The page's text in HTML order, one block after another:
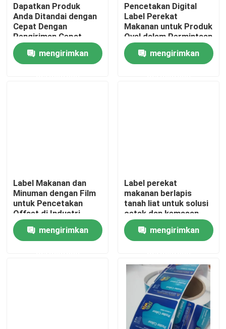
Rumah
Tentang kita
Stiker label kemasan
Label Ritel Kustom
Dapatkan Produk
Anda Ditandai dengan
Cepat Dengan
Pengiriman Cepat
Dengan Mesin Label
Sticker Botol Express
mengirimkan
Pencetakan Digital
Label Perekat
Makanan untuk Produk
Oval dalam Permintaan
Tinggi
mengirimkan
Label Makanan dan
Minuman dengan Film
untuk Pencetakan
Offset di Industri
Kemasan Minuman
mengirimkan
Label perekat
makanan berlapis
tanah liat untuk solusi
cetak dan kemasan
CMYK
mengirimkan